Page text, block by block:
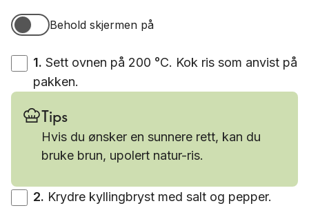
Behold skjermen på
Behold skjermen på
1. Sett ovnen på 200 °C. Kok ris som anvist på
pakken.
Tips
Hvis du ønsker en sunnere rett, kan du
bruke brun, upolert natur-ris.
2. Krydre kyllingbryst med salt og pepper.